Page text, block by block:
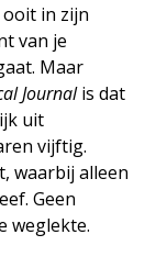
in zijn
van je
Maar
Journalis dat
uit
vijftig.
waarbij alleen
Geen
weglekte.